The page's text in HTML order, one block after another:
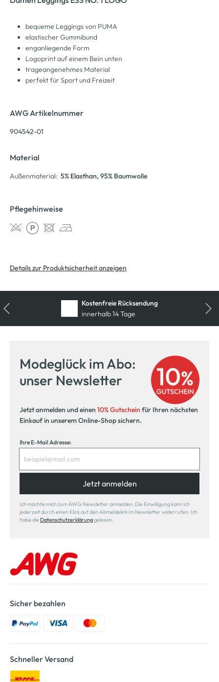
bequeme Leggings von PUMA
elastischer Gummibund
enganliegende Form
Logoprint auf einem Bein unten
trageangenehmes Material
perfekt für Sport und Freizeit
AWG Artikelnummer
904542-01
Material
Außenmaterial: 5% Elasthan, 95% Baumwolle
Pflegehinweise
Details zur Produktsicherheit anzeigen
Kostenfreie Rücksendung
innerhalb 14 Tage
Modeglück im Abo:
unser Newsletter
Jetzt anmelden und einen 10% Gutschein für Ihren nächsten
Einkauf in unserem Online-Shop sichern.
Ihre E-Mail Adresse:
Jetzt anmelden
Ich möchte mich zum AWG Newsletter anmelden. Die Einwilligung kann ich
jederzeit durch einen Klick auf den Abmeldelink im Newsletter widerrufen. Ich
habe die Datenschutzerklärunggelesen.
Sicher bezahlen
Schneller Versand